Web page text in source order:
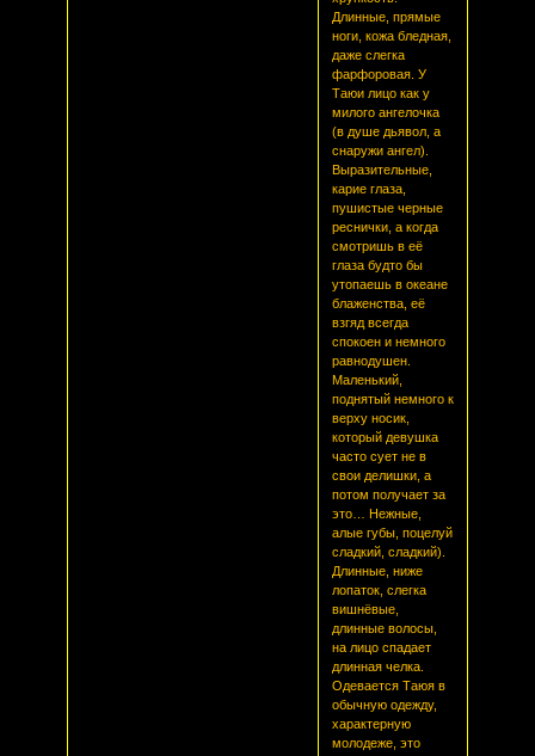
Длинные, прямые
ноги, кожа бледная,
даже слегка
фарфоровая. У
Таюи лицо как у
милого ангелочка
(в душе дьявол, а
снаружи ангел).
Выразительные,
карие глаза,
пушистые черные
реснички, а когда
смотришь в её
глаза будто бы
утопаешь в океане
блаженства, её
взгяд всегда
спокоен и немного
равнодушен.
Маленький,
поднятый немного к
верху носик,
который девушка
часто сует не в
свои делишки, а
потом получает за
это… Нежные,
алые губы, поцелуй
сладкий, сладкий).
Длинные, ниже
лопаток, слегка
вишнёвые,
длинные волосы,
на лицо спадает
длинная челка.
Одевается Таюя в
обычную одежду,
характерную
молодеже, это